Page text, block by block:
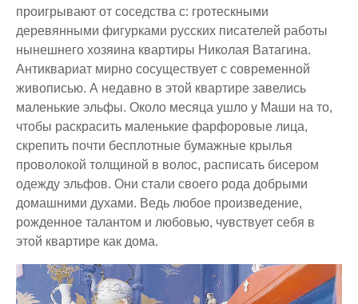
проигрывают от соседства с: гротескными
деревянными фигурками русских писателей работы
нынешнего хозяина квартиры Николая Ватагина.
Антиквариат мирно сосуществует с современной
живописью. А недавно в этой квартире завелись
маленькие эльфы. Около месяца ушло у Маши на то,
чтобы раскрасить маленькие фарфоровые лица,
скрепить почти бесплотные бумажные крылья
проволокой толщиной в волос, расписать бисером
одежду эльфов. Они стали своего рода добрыми
домашними духами. Ведь любое произведение,
рожденное талантом и любовью, чувствует себя в
этой квартире как дома.